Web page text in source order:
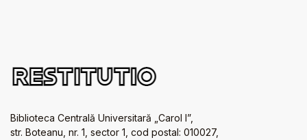
Biblioteca Centrală Universitară „Carol I”,
str. Boteanu, nr. 1, sector 1, cod postal: 010027,